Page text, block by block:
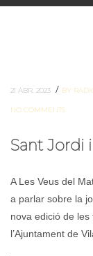
21 ABR. 2023 / BY
NO COMMENTS
Sant Jordi
A Les Veus del
a parlar sobre la
nova edició de
l’Ajuntament de